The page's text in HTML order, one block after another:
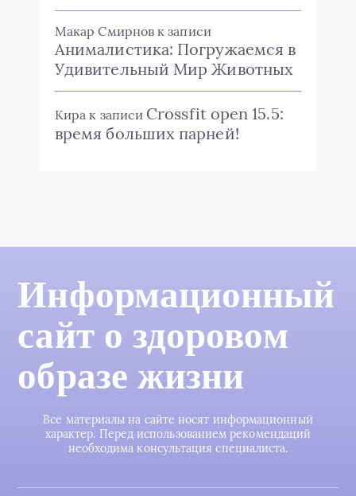
Макар Смирнов к записи
Анималистика: Погружаемся в
Удивительный Мир Животных
Кира к записи Crossfit open 15.5:
время больших парней!
Информационный
сайт о здоровом
образе жизни
Все материалы на сайте носят информационный
характер. Перед использованием рекомендаций
необходима консультация специалиста.